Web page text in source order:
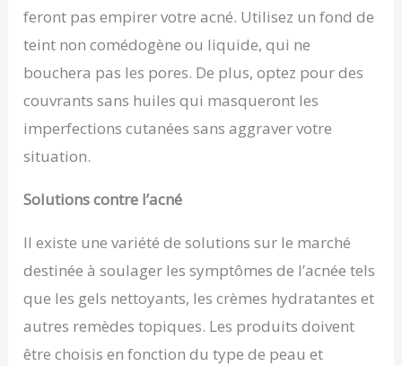
feront pas empirer votre acné. Utilisez un fond de
teint non comédogène ou liquide, qui ne
bouchera pas les pores. De plus, optez pour des
couvrants sans huiles qui masqueront les
imperfections cutanées sans aggraver votre
situation.
Solutions contre l’acné
Il existe une variété de solutions sur le marché
destinée à soulager les symptômes de l’acnée tels
que les gels nettoyants, les crèmes hydratantes et
autres remèdes topiques. Les produits doivent
être choisis en fonction du type de peau et